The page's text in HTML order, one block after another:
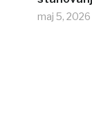
maj 5, 2026